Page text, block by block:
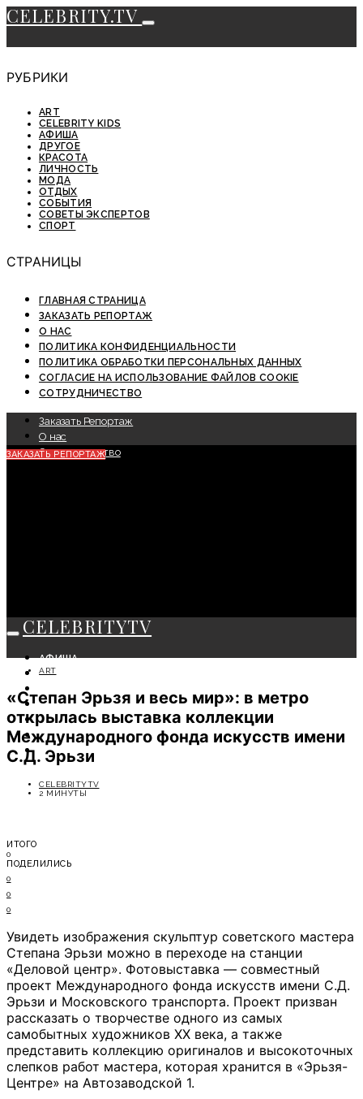
CELEBRITY.TV
РУБРИКИ
ART
CELEBRITY KIDS
АФИША
ДРУГОЕ
КРАСОТА
ЛИЧНОСТЬ
МОДА
ОТДЫХ
СОБЫТИЯ
СОВЕТЫ ЭКСПЕРТОВ
СПОРТ
СТРАНИЦЫ
ГЛАВНАЯ СТРАНИЦА
ЗАКАЗАТЬ РЕПОРТАЖ
О НАС
ПОЛИТИКА КОНФИДЕНЦИАЛЬНОСТИ
ПОЛИТИКА ОБРАБОТКИ ПЕРСОНАЛЬНЫХ ДАННЫХ
СОГЛАСИЕ НА ИСПОЛЬЗОВАНИЕ ФАЙЛОВ COOKIE
СОТРУДНИЧЕСТВО
Заказать Репортаж
О нас
Сотрудничество
ЗАКАЗАТЬ РЕПОРТАЖ
CELEBRITYTV
АФИША
СОБЫТИЯ
КРАСОТА
МОДА
ЛИЧНОСТЬ
ОТДЫХ
СОВЕТЫ ЭКСПЕРТОВ
ART
«Степан Эрьзя и весь мир»: в метро
открылась выставка коллекции
Международного фонда искусств имени
С.Д. Эрьзи
CELEBRITYTV
2 МИНУТЫ
ИТОГО
0
ПОДЕЛИЛИСЬ
0
0
0
Увидеть изображения скульптур советского мастера
Степана Эрьзи можно в переходе на станции
«Деловой центр». Фотовыставка — совместный
проект Международного фонда искусств имени С.Д.
Эрьзи и Московского транспорта. Проект призван
рассказать о творчестве одного из самых
самобытных художников XX века, а также
представить коллекцию оригиналов и высокоточных
слепков работ мастера, которая хранится в «Эрьзя-
Центре» на Автозаводской 1.